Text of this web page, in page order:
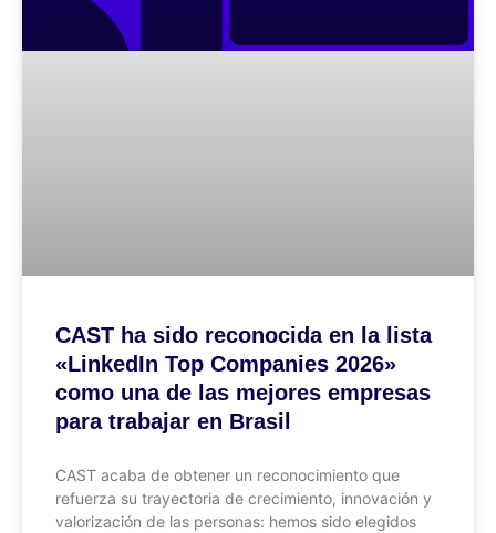
CAST ha sido reconocida en la lista
«LinkedIn Top Companies 2026»
como una de las mejores empresas
para trabajar en Brasil
CAST acaba de obtener un reconocimiento que
refuerza su trayectoria de crecimiento, innovación y
valorización de las personas: hemos sido elegidos